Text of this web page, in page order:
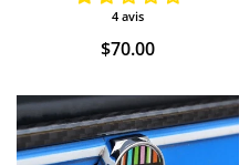
4 avis
Prix
$70.00